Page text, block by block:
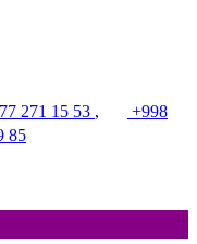
271 15 53 ,
+998
85